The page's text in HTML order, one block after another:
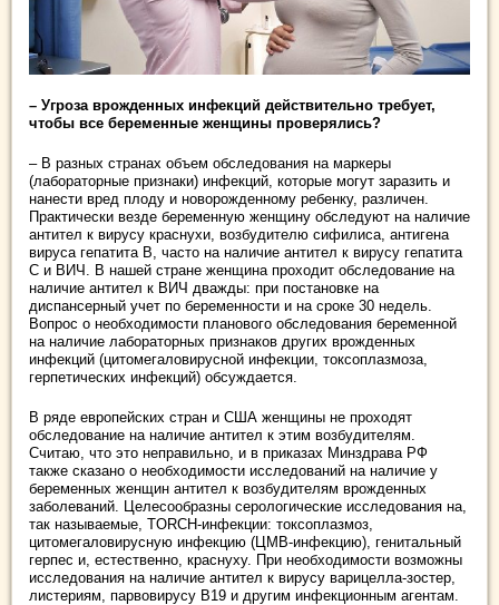
– Угроза врожденных инфекций действительно требует,
чтобы все беременные женщины проверялись?
– В разных странах объем обследования на маркеры
(лабораторные признаки) инфекций, которые могут заразить и
нанести вред плоду и новорожденному ребенку, различен.
Практически везде беременную женщину обследуют на наличие
антител к вирусу краснухи, возбудителю сифилиса, антигена
вируса гепатита В, часто на наличие антител к вирусу гепатита
С и ВИЧ. В нашей стране женщина проходит обследование на
наличие антител к ВИЧ дважды: при постановке на
диспансерный учет по беременности и на сроке 30 недель.
Вопрос о необходимости планового обследования беременной
на наличие лабораторных признаков других врожденных
инфекций (цитомегаловирусной инфекции, токсоплазмоза,
герпетических инфекций) обсуждается.
В ряде европейских стран и США женщины не проходят
обследование на наличие антител к этим возбудителям.
Считаю, что это неправильно, и в приказах Минздрава РФ
также сказано о необходимости исследований на наличие у
беременных женщин антител к возбудителям врожденных
заболеваний. Целесообразны серологические исследования на,
так называемые, TORCH-инфекции: токсоплазмоз,
цитомегаловирусную инфекцию (ЦМВ-инфекцию), генитальный
герпес и, естественно, краснуху. При необходимости возможны
исследования на наличие антител к вирусу варицелла-зостер,
листериям, парвовирусу B19 и другим инфекционным агентам.